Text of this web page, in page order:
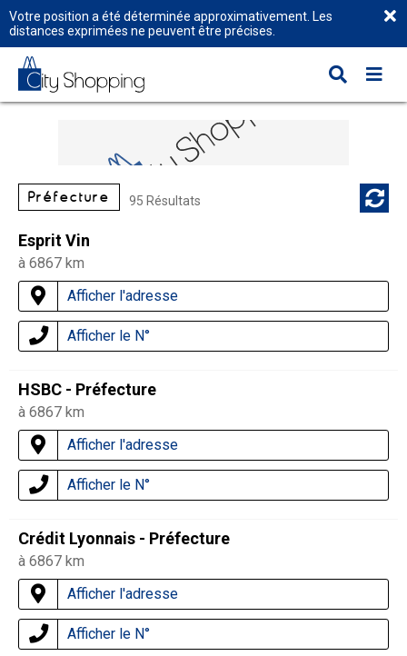
Votre position a été déterminée approximativement. Les
distances exprimées ne peuvent être précises.
Préfecture 95 Résultats
Esprit Vin
à 6867 km
Afficher l'adresse
Afficher le N°
HSBC - Préfecture
à 6867 km
Afficher l'adresse
Afficher le N°
Crédit Lyonnais - Préfecture
à 6867 km
Afficher l'adresse
Afficher le N°